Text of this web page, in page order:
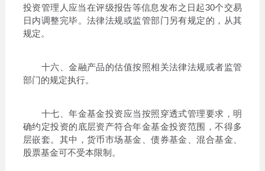
投资管理人应当在评级报告等信息发布之日起30个交易
日内调整完毕。法律法规或监管部门另有规定的，从其
规定。
十六、金融产品的估值按照相关法律法规或者监管
部门的规定执行。
十七、年金基金投资应当按照穿透式管理要求，明
确约定投资的底层资产符合年金基金投资范围，不得多
层嵌套。其中，货币市场基金、债券基金、混合基金、
股票基金可不受本限制。